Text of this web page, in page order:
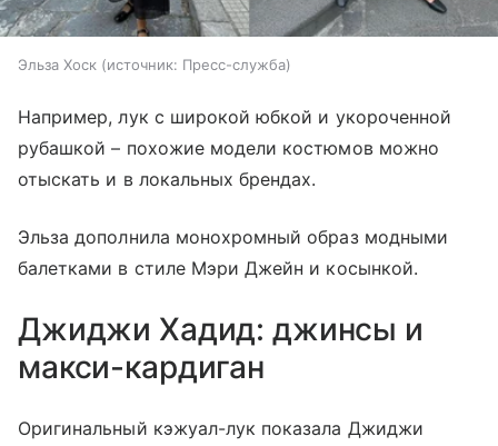
Эльза Хоск источник: Пресс-служба
Например, лук с широкой юбкой и укороченной
рубашкой – похожие модели костюмов можно
отыскать и в локальных брендах.
Эльза дополнила монохромный образ модными
балетками в стиле Мэри Джейн и косынкой.
Джиджи Хадид: джинсы и
макси-кардиган
Оригинальный кэжуал-лук показала Джиджи